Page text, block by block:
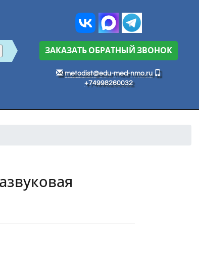
ЗАКАЗАТЬ ОБРАТНЫЙ ЗВОНОК
metodist@edu-med-nmo.ru
+74998260032